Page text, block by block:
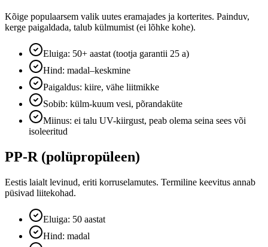
Kõige populaarsem valik uutes eramajades ja korterites. Painduv,
kerge paigaldada, talub külmumist (ei lõhke kohe).
Eluiga: 50+ aastat (tootja garantii 25 a)
Hind: madal–keskmine
Paigaldus: kiire, vähe liitmikke
Sobib: külm-kuum vesi, põrandaküte
Miinus: ei talu UV-kiirgust, peab olema seina sees või
isoleeritud
PP-R (polüpropüleen)
Eestis laialt levinud, eriti korruselamutes. Termiline keevitus annab
püsivad liitekohad.
Eluiga: 50 aastat
Hind: madal